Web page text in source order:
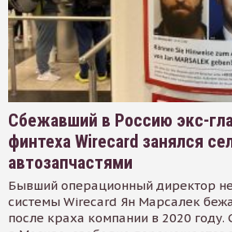
Сбежавший в Россию экс-
финтеха Wirecard занялся
автозапчастями
Бывший операционный директор
системы Wirecard Ян Марсалек
после краха компании в 2020 году.